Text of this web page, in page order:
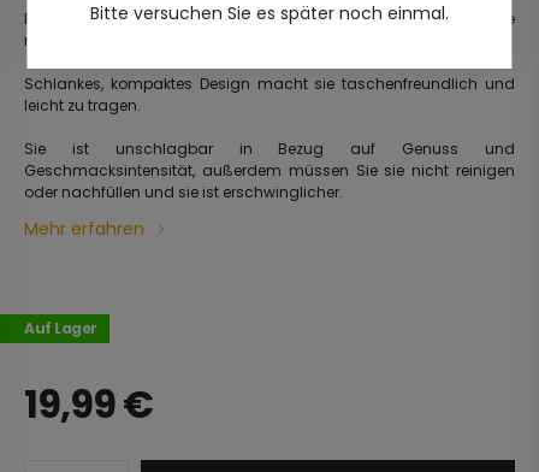
Bitte versuchen Sie es später noch einmal.
Elegante, gebrauchsfertige, vorgefüllte elektrische Einweg-Zigarette
mit einer Ladung von bis zu 2500 Zügen.
Schlankes, kompaktes Design macht sie taschenfreundlich und
leicht zu tragen.
Sie ist unschlagbar in Bezug auf Genuss und
Geschmacksintensität, außerdem müssen Sie sie nicht reinigen
oder nachfüllen und sie ist erschwinglicher.
Mehr erfahren
Auf Lager
19,99€